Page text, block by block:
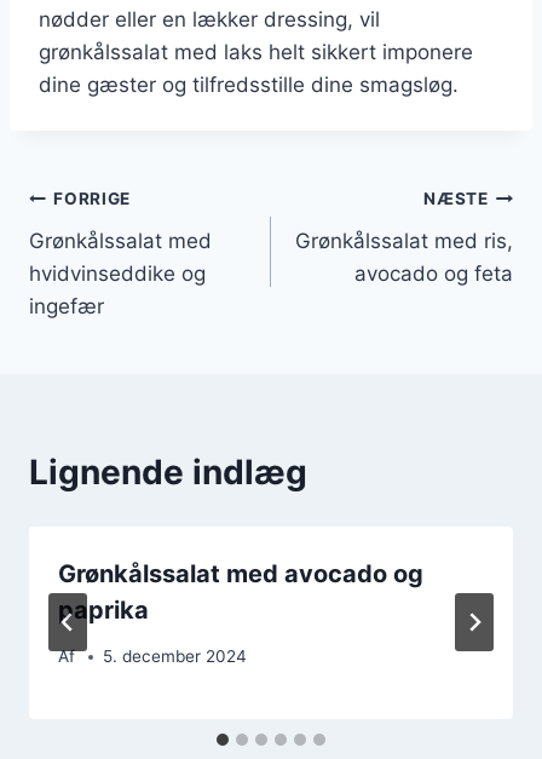
nødder eller en lækker dressing, vil
grønkålssalat med laks helt sikkert imponere
dine gæster og tilfredsstille dine smagsløg.
Indlægsnavigation
FORRIGE
Grønkålssalat med
hvidvinseddike og
ingefær
NÆSTE
Grønkålssalat med ris,
avocado og feta
Lignende indlæg
Grønkålssalat med avocado og
paprika
Af 5. december 2024